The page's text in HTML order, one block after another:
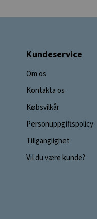
Kundeservice
Om os
Kontakta os
Købsvilkår
Personuppgiftspolicy
Tillgänglighet
Vil du være kunde?